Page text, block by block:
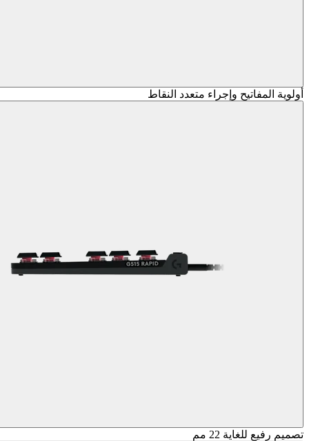
أولوية المفاتيح وإجراء متعدد النقاط
تصميم رفيع للغاية 22 مم